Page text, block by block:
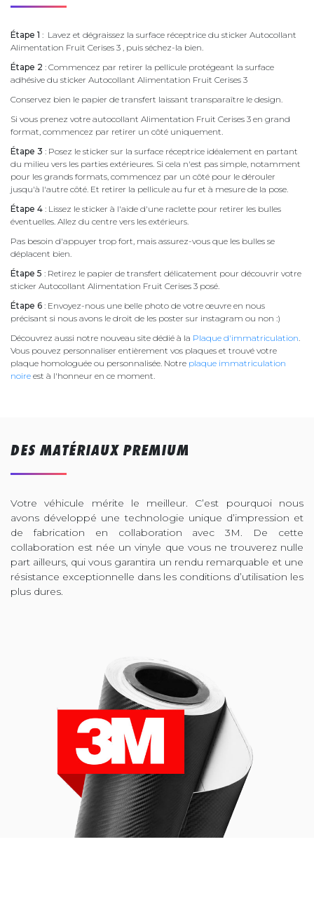
Étape 1 : Lavez et dégraissez la surface réceptrice du sticker Autocollant
Alimentation Fruit Cerises 3 , puis séchez-la bien.
Étape 2 : Commencez par retirer la pellicule protégeant la surface
adhésive du sticker Autocollant Alimentation Fruit Cerises 3
Conservez bien le papier de transfert laissant transparaître le design.
Si vous prenez votre autocollant Alimentation Fruit Cerises 3 en grand
format, commencez par retirer un côté uniquement.
Étape 3 : Posez le sticker sur la surface réceptrice idéalement en partant
du milieu vers les parties extérieures. Si cela n'est pas simple, notamment
pour les grands formats, commencez par un côté pour le dérouler
jusqu'à l'autre côté. Et retirer la pellicule au fur et à mesure de la pose.
Étape 4 : Lissez le sticker à l'aide d'une raclette pour retirer les bulles
éventuelles. Allez du centre vers les extérieurs.
Pas besoin d'appuyer trop fort, mais assurez-vous que les bulles se
déplacent bien.
Étape 5 : Retirez le papier de transfert délicatement pour découvrir votre
sticker Autocollant Alimentation Fruit Cerises 3 posé.
Étape 6 : Envoyez-nous une belle photo de votre œuvre en nous
précisant si nous avons le droit de les poster sur instagram ou non :)
Découvrez aussi notre nouveau site dédié à la Plaque d'immatriculation.
Vous pouvez personnaliser entièrement vos plaques et trouvé votre
plaque homologuée ou personnalisée. Notre plaque immatriculation
noire est à l'honneur en ce moment.
DES MATÉRIAUX PREMIUM
Votre véhicule mérite le meilleur. C’est pourquoi nous
avons développé une technologie unique d’impression et
de fabrication en collaboration avec 3M. De cette
collaboration est née un vinyle que vous ne trouverez nulle
part ailleurs, qui vous garantira un rendu remarquable et une
résistance exceptionnelle dans les conditions d’utilisation les
plus dures.